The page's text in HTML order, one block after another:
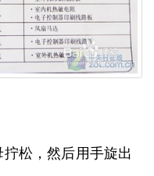
松，然后用手旋出